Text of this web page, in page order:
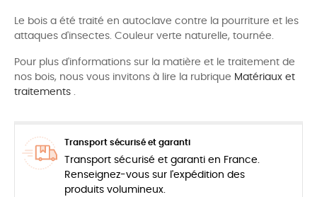
Le bois a été traité en autoclave contre la pourriture et les
attaques d'insectes. Couleur verte naturelle, tournée.
Pour plus d'informations sur la matière et le traitement de
nos bois, nous vous invitons à lire la rubrique Matériaux et
traitements .
Transport sécurisé et garanti
Transport sécurisé et garanti en France.
Renseignez-vous sur l'expédition des
produits volumineux.